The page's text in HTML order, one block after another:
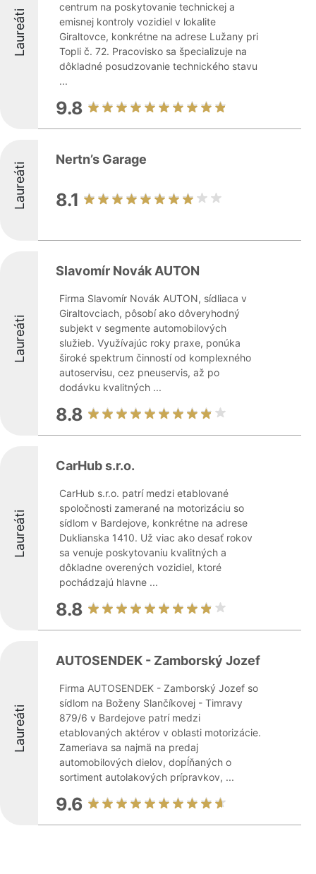
Laureáti
centrum na poskytovanie technickej a
emisnej kontroly vozidiel v lokalite
Giraltovce, konkrétne na adrese Lužany pri
Topli č. 72. Pracovisko sa špecializuje na
dôkladné posudzovanie technického stavu
...
9.8
Laureáti
Nertn’s Garage
8.1
Laureáti
Slavomír Novák AUTON
Firma Slavomír Novák AUTON, sídliaca v
Giraltovciach, pôsobí ako dôveryhodný
subjekt v segmente automobilových
služieb. Využívajúc roky praxe, ponúka
široké spektrum činností od komplexného
autoservisu, cez pneuservis, až po
dodávku kvalitných ...
8.8
Laureáti
CarHub s.r.o.
CarHub s.r.o. patrí medzi etablované
spoločnosti zamerané na motorizáciu so
sídlom v Bardejove, konkrétne na adrese
Duklianska 1410. Už viac ako desať rokov
sa venuje poskytovaniu kvalitných a
dôkladne overených vozidiel, ktoré
pochádzajú hlavne ...
8.8
Laureáti
AUTOSENDEK - Zamborský Jozef
Firma AUTOSENDEK - Zamborský Jozef so
sídlom na Boženy Slančíkovej - Timravy
879/6 v Bardejove patrí medzi
etablovaných aktérov v oblasti motorizácie.
Zameriava sa najmä na predaj
automobilových dielov, dopĺňaných o
sortiment autolakových prípravkov, ...
9.6